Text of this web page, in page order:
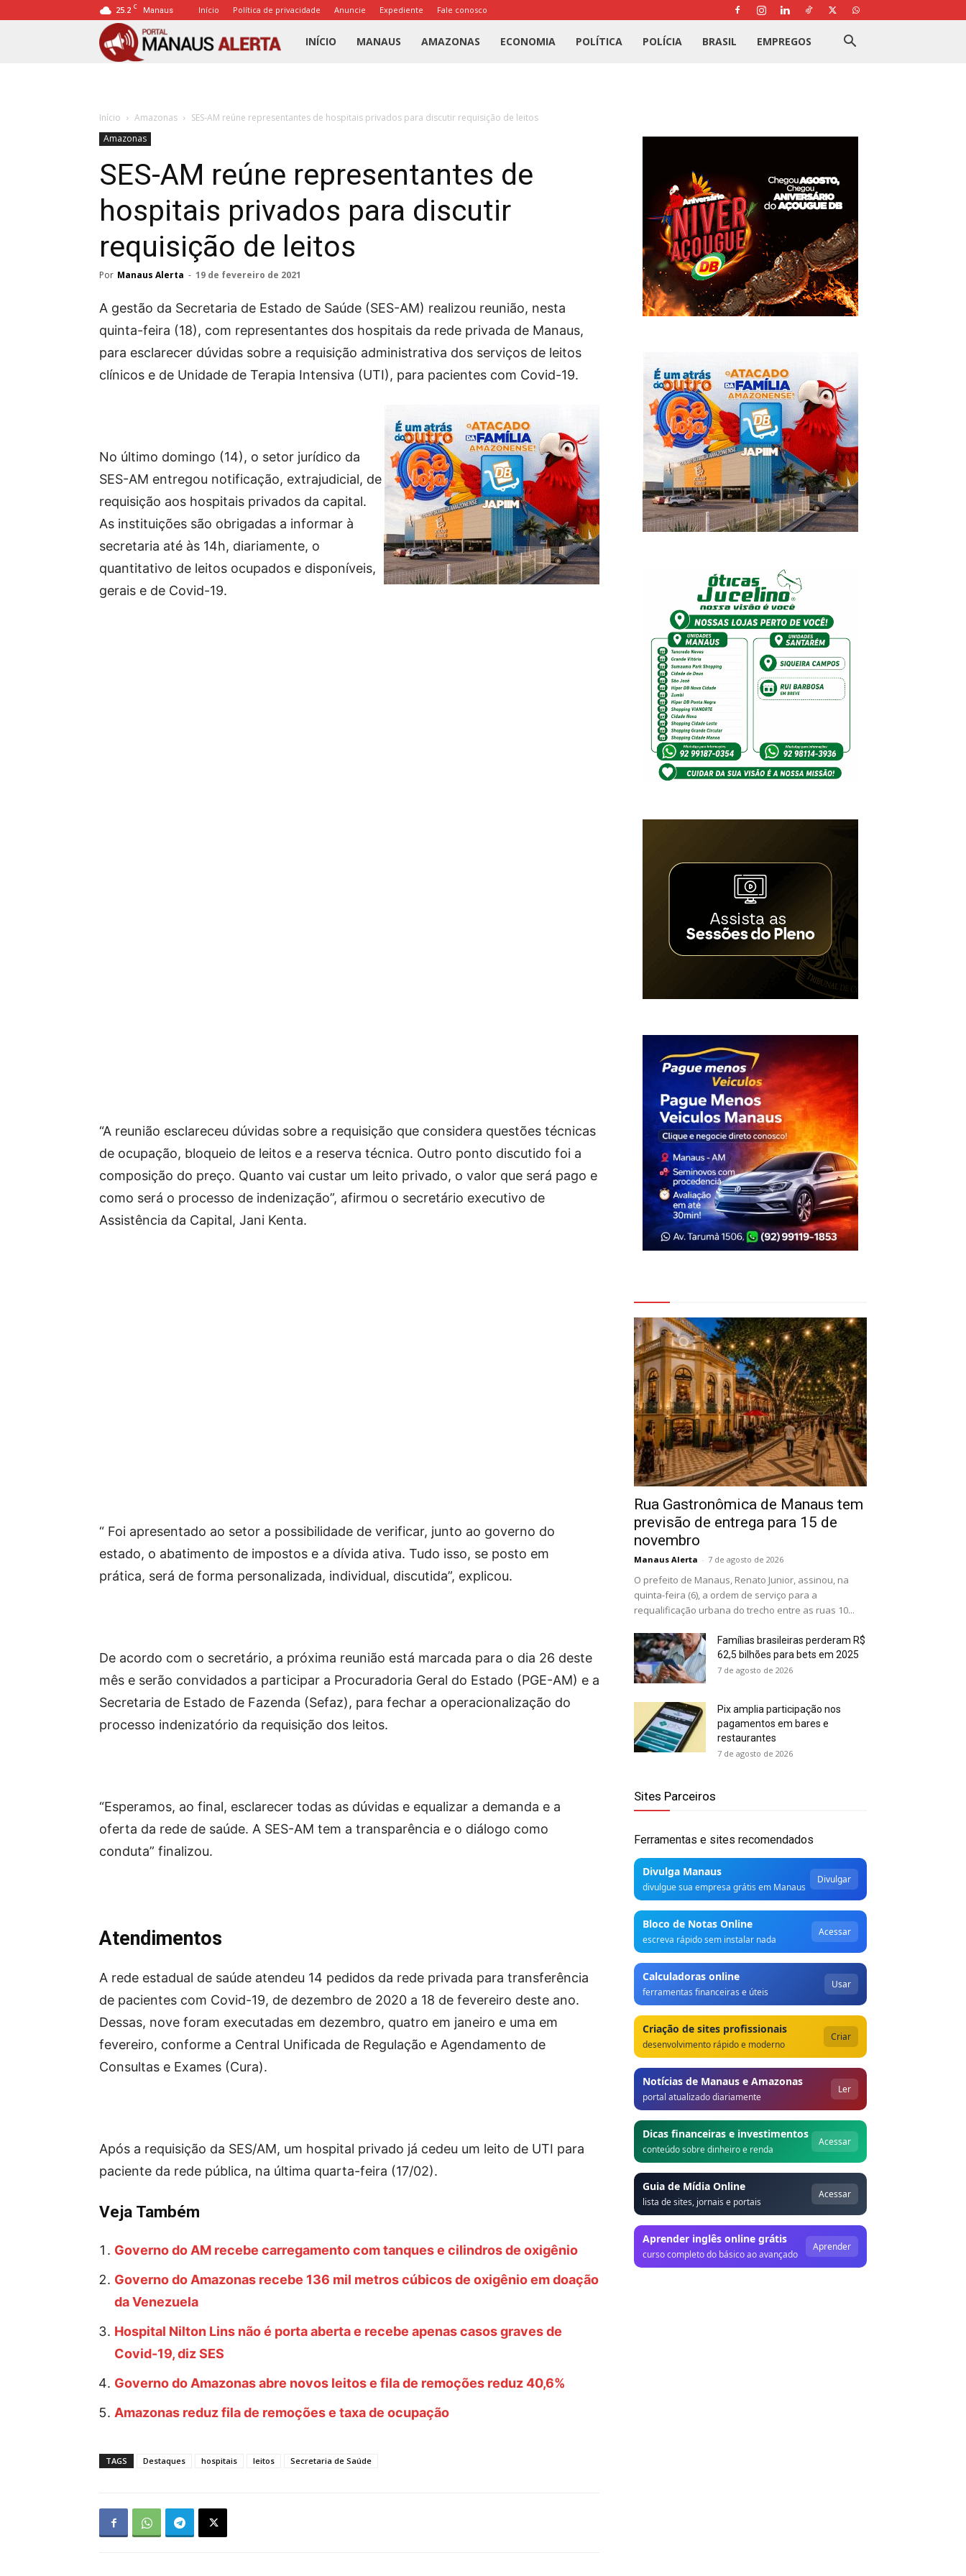
25.2 C Manaus Início Política de privacidade Anuncie Expediente Fale conosco
Portal
INÍCIO MANAUS AMAZONAS ECONOMIA POLÍTICA POLÍCIA BRASIL EMPREGOS
Início Amazonas
SES-AM reúne representantes de hospitais privados para discutir requisição de leitos
Amazonas
SES-AM reúne representantes de
hospitais privados para discutir
requisição de leitos
Por Manaus Alerta - 19 de fevereiro de 2021
A gestão da Secretaria de Estado de Saúde (SES-AM) realizou reunião, nesta
quinta-feira (18), com representantes dos hospitais da rede privada de Manaus,
para esclarecer dúvidas sobre a requisição administrativa dos serviços de leitos
clínicos e de Unidade de Terapia Intensiva (UTI), para pacientes com Covid-19.
No último domingo (14), o setor jurídico da
SES-AM entregou notificação, extrajudicial, de
requisição aos hospitais privados da capital.
As instituições são obrigadas a informar à
secretaria até às 14h, diariamente, o
quantitativo de leitos ocupados e disponíveis,
gerais e de Covid-19.
“A reunião esclareceu dúvidas sobre a requisição que considera questões técnicas
de ocupação, bloqueio de leitos e a reserva técnica. Outro ponto discutido foi a
composição do preço. Quanto vai custar um leito privado, o valor que será pago e
como será o processo de indenização”, afirmou o secretário executivo de
Assistência da Capital, Jani Kenta.
“ Foi apresentado ao setor a possibilidade de verificar, junto ao governo do
estado, o abatimento de impostos e a dívida ativa. Tudo isso, se posto em
prática, será de forma personalizada, individual, discutida”, explicou.
De acordo com o secretário, a próxima reunião está marcada para o dia 26 deste
mês e serão convidados a participar a Procuradoria Geral do Estado (PGE-AM) e a
Secretaria de Estado de Fazenda (Sefaz), para fechar a operacionalização do
processo indenizatório da requisição dos leitos.
“Esperamos, ao final, esclarecer todas as dúvidas e equalizar a demanda e a
oferta da rede de saúde. A SES-AM tem a transparência e o diálogo como
conduta” finalizou.
Atendimentos
A rede estadual de saúde atendeu 14 pedidos da rede privada para transferência
de pacientes com Covid-19, de dezembro de 2020 a 18 de fevereiro deste ano.
Dessas, nove foram executadas em dezembro, quatro em janeiro e uma em
fevereiro, conforme a Central Unificada de Regulação e Agendamento de
Consultas e Exames (Cura).
Após a requisição da SES/AM, um hospital privado já cedeu um leito de UTI para
paciente da rede pública, na última quarta-feira (17/02).
Veja Também
Governo do AM recebe carregamento com tanques e cilindros de oxigênio
Governo do Amazonas recebe 136 mil metros cúbicos de oxigênio em doação
da Venezuela
Hospital Nilton Lins não é porta aberta e recebe apenas casos graves de
Covid-19, diz SES
Governo do Amazonas abre novos leitos e fila de remoções reduz 40,6%
Amazonas reduz fila de remoções e taxa de ocupação
TAGS Destaques hospitais leitos Secretaria de Saúde
Rua Gastronômica de Manaus tem
previsão de entrega para 15 de
novembro
Manaus Alerta - 7 de agosto de 2026
O prefeito de Manaus, Renato Junior, assinou, na
quinta-feira (6), a ordem de serviço para a
requalificação urbana do trecho entre as ruas 10...
Famílias brasileiras perderam R$
62,5 bilhões para bets em 2025
7 de agosto de 2026
Pix amplia participação nos
pagamentos em bares e
restaurantes
7 de agosto de 2026
Sites Parceiros
Ferramentas e sites recomendados
Divulga Manaus
divulgue sua empresa grátis em Manaus
Divulgar
Bloco de Notas Online
escreva rápido sem instalar nada
Acessar
Calculadoras online
ferramentas financeiras e úteis
Usar
Criação de sites profissionais
desenvolvimento rápido e moderno
Criar
Notícias de Manaus e Amazonas
portal atualizado diariamente
Ler
Dicas financeiras e investimentos
conteúdo sobre dinheiro e renda
Acessar
Guia de Mídia Online
lista de sites, jornais e portais
Acessar
Aprender inglês online grátis
curso completo do básico ao avançado
Aprender